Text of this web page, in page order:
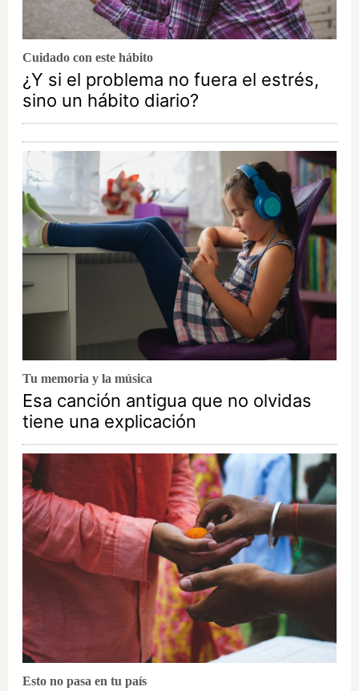
Cuidado con este hábito
¿Y si el problema no fuera el estrés,
sino un hábito diario?
Tu memoria y la música
Esa canción antigua que no olvidas
tiene una explicación
Esto no pasa en tu país